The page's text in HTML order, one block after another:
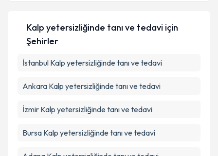
Kalp yetersizliğinde tanı ve tedavi için
Şehirler
İstanbul Kalp yetersizliğinde tanı ve tedavi
Ankara Kalp yetersizliğinde tanı ve tedavi
İzmir Kalp yetersizliğinde tanı ve tedavi
Bursa Kalp yetersizliğinde tanı ve tedavi